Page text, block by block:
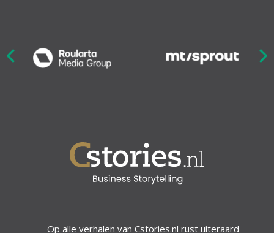
Op alle verhalen van Cstories.nl rust uiteraard